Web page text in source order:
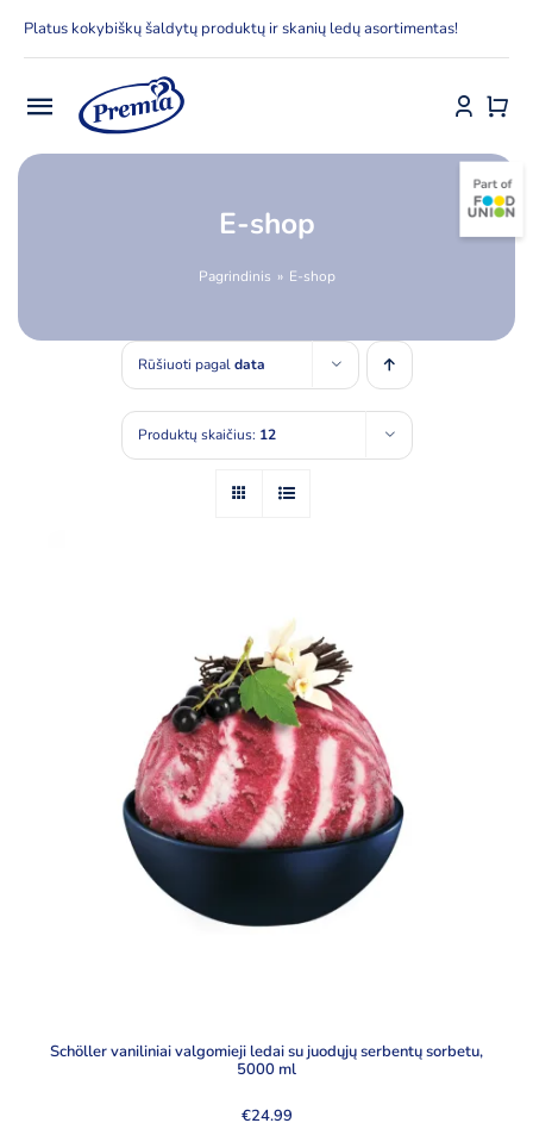
Platus kokybiškų šaldytų produktų ir skanių ledų asortimentas!
Toggle
Navigation
E-shop
Pagrindinis E-shop
Rūšiuoti pagaldata
Produktų skaičius: 12
Schöller vaniliniai valgomieji ledai su juodųjų serbentų sorbetu,
5000 ml
€24.99